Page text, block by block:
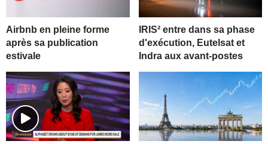
Airbnb en pleine forme
après sa publication
estivale
IRIS² entre dans sa phase
d'exécution, Eutelsat et
Indra aux avant-postes